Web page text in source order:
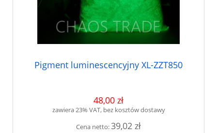
Pigment luminescencyjny XL-ZZT850
48,00 zł
zawiera 23% VAT, bez kosztów dostawy
Cena netto:39,02 zł